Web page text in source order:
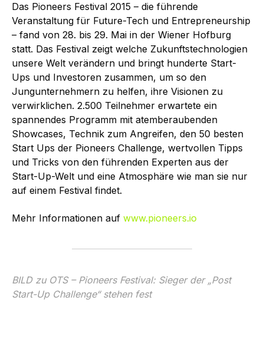
Das Pioneers Festival 2015 – die führende
Veranstaltung für Future-Tech und Entrepreneurship
– fand von 28. bis 29. Mai in der Wiener Hofburg
statt. Das Festival zeigt welche Zukunftstechnologien
unsere Welt verändern und bringt hunderte Start-
Ups und Investoren zusammen, um so den
Jungunternehmern zu helfen, ihre Visionen zu
verwirklichen. 2.500 Teilnehmer erwartete ein
spannendes Programm mit atemberaubenden
Showcases, Technik zum Angreifen, den 50 besten
Start Ups der Pioneers Challenge, wertvollen Tipps
und Tricks von den führenden Experten aus der
Start-Up-Welt und eine Atmosphäre wie man sie nur
auf einem Festival findet.
Mehr Informationen auf www.pioneers.io
BILD zu OTS – Pioneers Festival: Sieger der „Post
Start-Up Challenge“ stehen fest